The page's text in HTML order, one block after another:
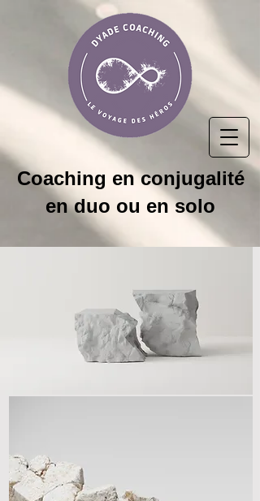
Coaching en conjugalité
en duo ou en solo